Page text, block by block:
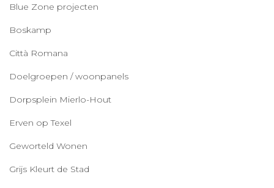
Blue Zone projecten
Boskamp
Città Romana
Doelgroepen / woonpanels
Dorpsplein Mierlo-Hout
Erven op Texel
Geworteld Wonen
Grijs Kleurt de Stad